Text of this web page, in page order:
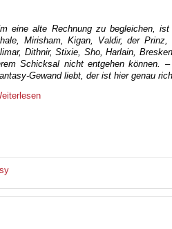
eine alte Rechnung zu begleichen,
Mirisham, Kigan, Valdir, der
Dithnir, Stixie, Sho, Harlain,
Schicksal nicht entgehen können.
Gewand liebt, der ist hier genau